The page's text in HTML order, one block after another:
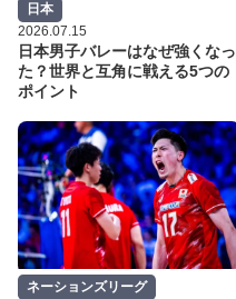
日本
2026.07.15
日本男子バレーはなぜ強くなっ
た？世界と互角に戦える5つの
ポイント
ネーションズリーグ